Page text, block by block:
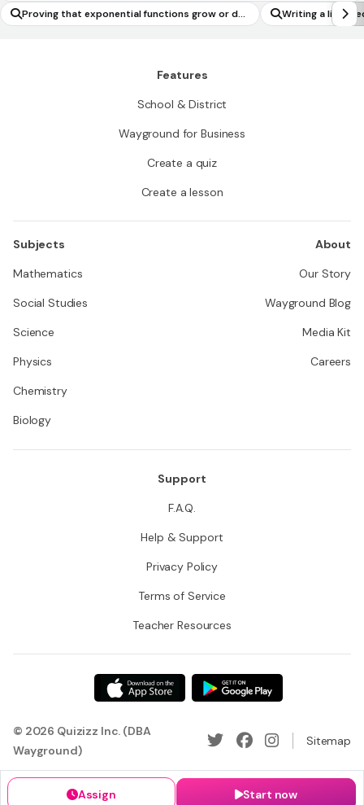
Proving that exponential functions grow or dec
ay by equal factors over equal intervals
Writing a linear
standard form
Assign Start now
Features
School & District
Wayground for Business
Create a quiz
Create a lesson
Subjects
Mathematics
Social Studies
Science
Physics
Chemistry
Biology
About
Our Story
Wayground Blog
Media Kit
Careers
Support
F.A.Q.
Help & Support
Privacy Policy
Terms of Service
Teacher Resources
© 2026 Quizizz Inc. (DBA
Wayground)
Sitemap